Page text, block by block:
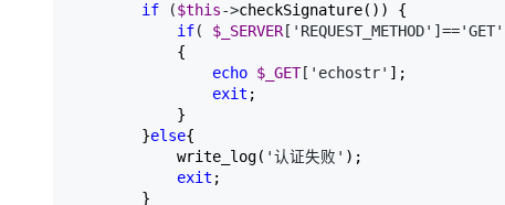
if ($this->checkSignature()) {
if( $_SERVER ['REQUEST_METHOD']=='GET'
{
echo $_GET['echostr' ];
exit ;
}
}else{
write_log( '认证失败' );
exit ;
}